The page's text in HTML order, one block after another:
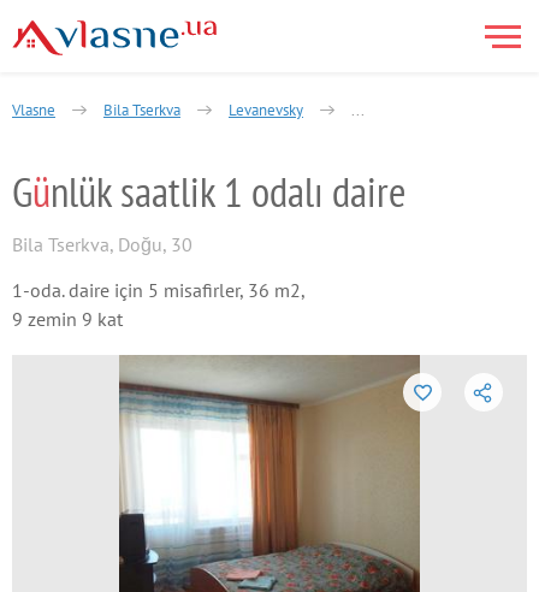
Vlasne Bila Tserkva Levanevsky Rotok (array Levanevskogo)
Günlük saatlik 1 odalı daire
Bila Tserkva, Doğu, 30
1-oda. daire için 5 misafirler, 36 m2,
9 zemin 9 kat